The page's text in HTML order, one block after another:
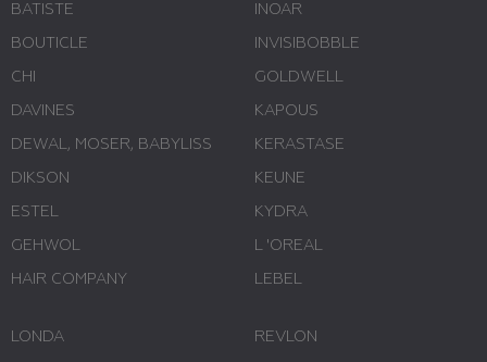
BATISTE
BOUTICLE
CHI
DAVINES
DEWAL, MOSER, BABYLISS
DIKSON
ESTEL
GEHWOL
HAIR COMPANY
INOAR
INVISIBOBBLE
GOLDWELL
KAPOUS
KERASTASE
KEUNE
KYDRA
L 'ОREAL
LEBEL
LONDA REVLON